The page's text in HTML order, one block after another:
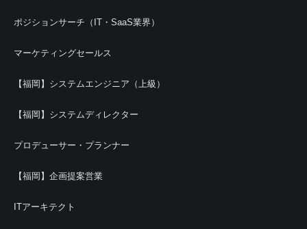
ポジションサーチ（IT・SaaS業界）
マーケティングセールス
【福岡】システムエンジニア（上級）
【福岡】システムディレクター
プロデューサー・プランナー
【福岡】企画提案営業
ITアーキテクト